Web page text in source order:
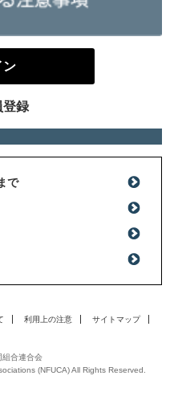
ン
登録
で
利用上の注意 サイトマップ
組合連合会
(NFUCA) All Rights Reserved.